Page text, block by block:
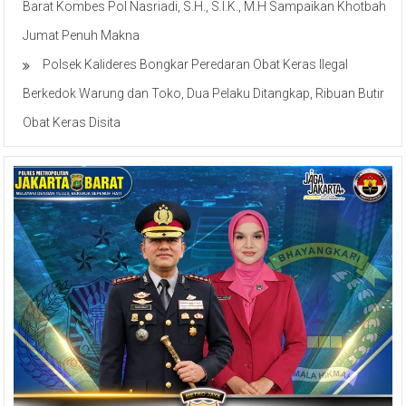
Barat Kombes Pol Nasriadi, S.H., S.I.K., M.H Sampaikan Khotbah
Jumat Penuh Makna
Polsek Kalideres Bongkar Peredaran Obat Keras Ilegal
Berkedok Warung dan Toko, Dua Pelaku Ditangkap, Ribuan Butir
Obat Keras Disita